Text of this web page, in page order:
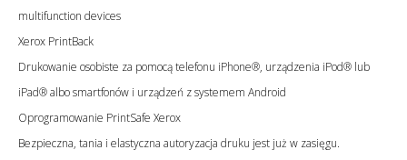
multifunction devices
Xerox PrintBack
Drukowanie osobiste za pomocą telefonu iPhone®, urządzenia iPod® lub
iPad® albo smartfonów i urządzeń z systemem Android
Oprogramowanie PrintSafe Xerox
Bezpieczna, tania i elastyczna autoryzacja druku jest już w zasięgu.